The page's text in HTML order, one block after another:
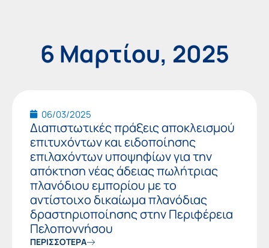
6 Μαρτίου, 2025
06/03/2025
Διαπιστωτικές πράξεις αποκλεισμού
επιτυχόντων και ειδοποίησης
επιλαχόντων υποψηφίων για την
απόκτηση νέας άδειας πωλήτριας
πλανόδιου εμπορίου με το
αντίστοιχο δικαίωμα πλανόδιας
δραστηριοποίησης στην Περιφέρεια
Πελοποννήσου
ΠΕΡΙΣΣΟΤΕΡΑ